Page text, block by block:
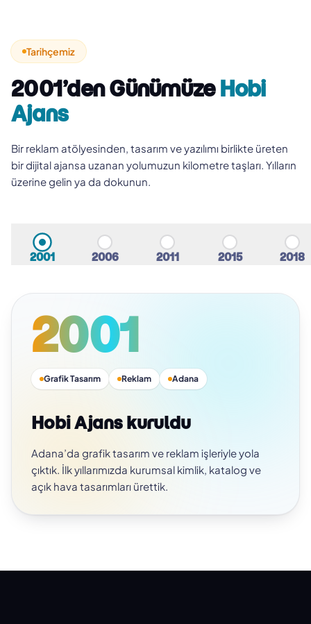
Tarihçemiz
2001’den GünümüzeHobi
Ajans
Bir reklam atölyesinden, tasarım ve yazılımı birlikte üreten
bir dijital ajansa uzanan yolumuzun kilometre taşları. Yılların
üzerine gelin ya da dokunun.
2001 2006 2011 2015 2018
2006
Kurumsal Site Yazılım
Web tasarım dönemi
Tasarım ekibimize yazılım tarafını ekledik; kurumsal
web sitesi projelerine başladık. Tasarım ve kodun
aynı ekipten çıkması işimizin ayırt edici yanı oldu.